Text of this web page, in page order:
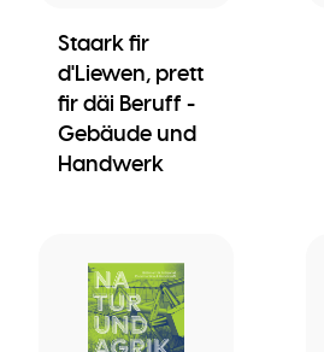
Staark fir
d'Liewen, prett
fir däi Beruff -
Gebäude und
Handwerk